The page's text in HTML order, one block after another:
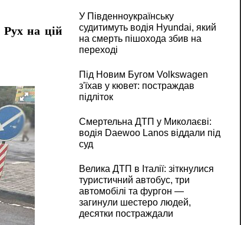
Рух на цій
У Південноукраїнську
судитимуть водія Hyundai, який
на смерть пішохода збив на
переході
Під Новим Бугом Volkswagen
з'їхав у кювет: постраждав
підліток
Смертельна ДТП у Миколаєві:
водія Daewoo Lanos віддали під
суд
Велика ДТП в Італії: зіткнулися
туристичний автобус, три
автомобілі та фургон —
загинули шестеро людей,
десятки постраждали